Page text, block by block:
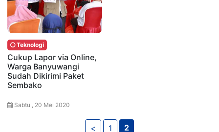
Teknologi
Cukup Lapor via Online,
Warga Banyuwangi
Sudah Dikirimi Paket
Sembako
Sabtu , 20 Mei 2020
< 1 2